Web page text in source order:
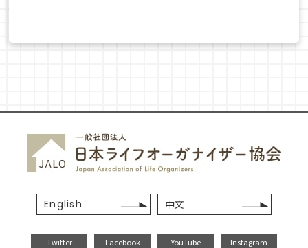
English 中文
Twitter Facebook YouTube Instagram